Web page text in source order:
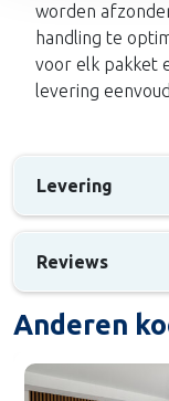
worden
handling te
voor elk pakket
levering
Levering
Reviews
Anderen